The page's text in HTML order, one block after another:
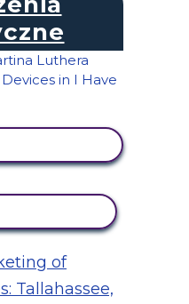
of
Tallahassee,